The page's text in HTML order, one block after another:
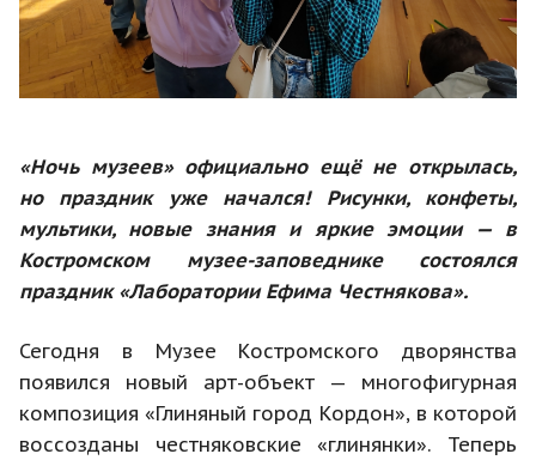
«Ночь музеев» официально ещё не открылась,
но праздник уже начался!Рисунки, конфеты,
мультики, новые знания и яркие эмоции — в
Костромском музее-заповеднике состоялся
праздник «Лаборатории Ефима Честнякова».
Сегодня в Музее Костромского дворянства
появился новый арт-объект — многофигурная
композиция «Глиняный город Кордон», в которой
воссозданы честняковские «глинянки». Теперь